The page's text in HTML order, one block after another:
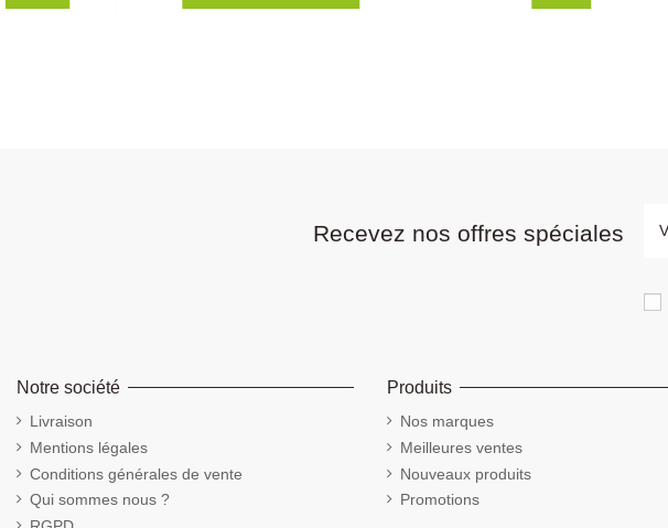
Recevez nos offres spéciales
Notre société
Livraison
Mentions légales
Conditions générales de vente
Qui sommes nous ?
Produits
Nos marques
Meilleures ventes
Nouveaux produits
Promotions